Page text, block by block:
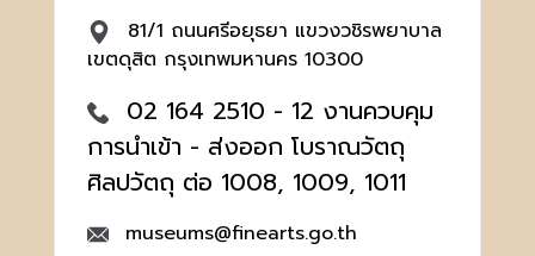
81/1 ถนนศรีอยุธยา แขวงวชิรพยาบาล
เขตดุสิต กรุงเทพมหานคร 10300
02 164 2510 - 12 งานควบคุม
การนำเข้า - ส่งออก โบราณวัตถุ
ศิลปวัตถุ ต่อ 1008, 1009, 1011
museums@finearts.go.th